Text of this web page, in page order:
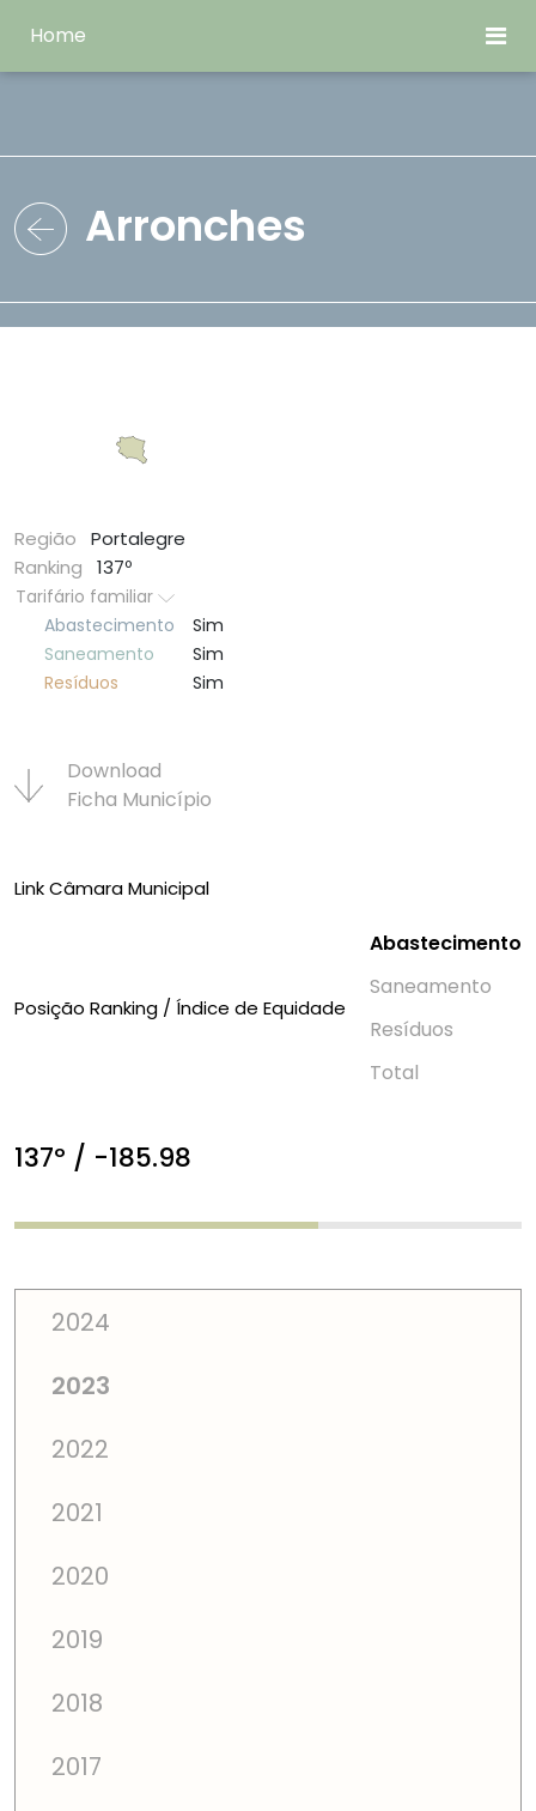
Home
Arronches
Região
Portalegre
Ranking
137º
Tarifário familiar
Abastecimento
Sim
Saneamento
Sim
Resí­duos
Sim
Download
Ficha Municí­pio
Link Câmara Municipal
Posição Ranking / Índice de Equidade
Abastecimento
Saneamento
Resí­duos
Total
137º / -185.98
2024
2023
2022
2021
2020
2019
2018
2017